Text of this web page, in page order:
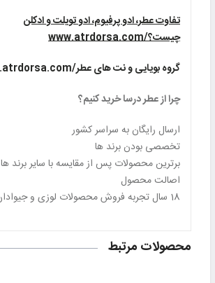
تفاوت عطر، ادو پرفیوم، ادو تویلت و ادکلن
چیست؟/www.atrdorsa.com
گروه بویایی و نت های عطر/www.atrdorsa.com
چرا از عطر درسا خرید کنیم؟
ارسال رایگان به سراسر کشور
تخصصی بودن برند ها
برترین محصولات پس از مقایسه با سایر برند ها
اصالت محصول
18 سال تجربه فروش محصولات لوزی و جیوادان
محصولات مرتبط